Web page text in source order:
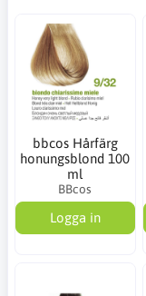
bbcos Hårfärg
honungsblond 100
ml
BBcos
Logga in